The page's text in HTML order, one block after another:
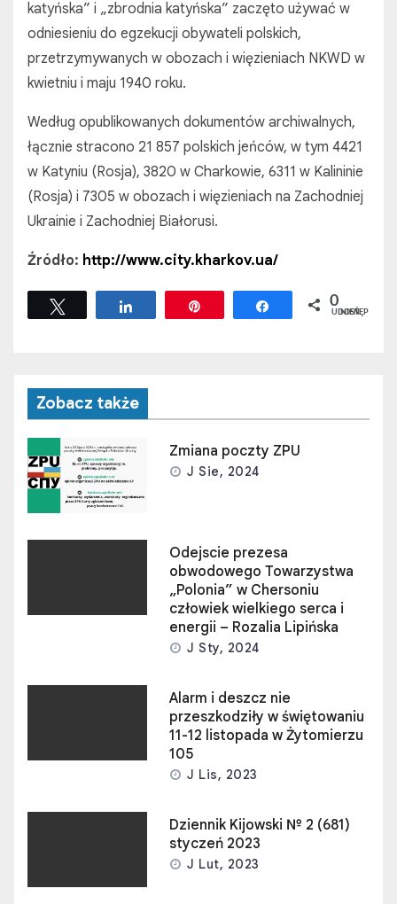
katyńska” i „zbrodnia katyńska” zaczęto używać w
odniesieniu do egzekucji obywateli polskich,
przetrzymywanych w obozach i więzieniach NKWD w
kwietniu i maju 1940 roku.
Według opublikowanych dokumentów archiwalnych,
łącznie stracono 21 857 polskich jeńców, w tym 4421
w Katyniu (Rosja), 3820 w Charkowie, 6311 w Kalininie
(Rosja) i 7305 w obozach i więzieniach na Zachodniej
Ukrainie i Zachodniej Białorusi.
Źródło: http://www.city.kharkov.ua/
Udostępnij Udostępnij
0
UDOSTĘPNIEŃ
Zobacz także
Zmiana poczty ZPU
J Sie, 2024
Odejscie prezesa
obwodowego Towarzystwa
„Polonia” w Chersoniu
człowiek wielkiego serca i
energii – Rozalia Lipińska
J Sty, 2024
Alarm i deszcz nie
przeszkodziły w świętowaniu
11-12 listopada w Żytomierzu
105
J Lis, 2023
Dziennik Kijowski № 2 (681)
styczeń 2023
J Lut, 2023